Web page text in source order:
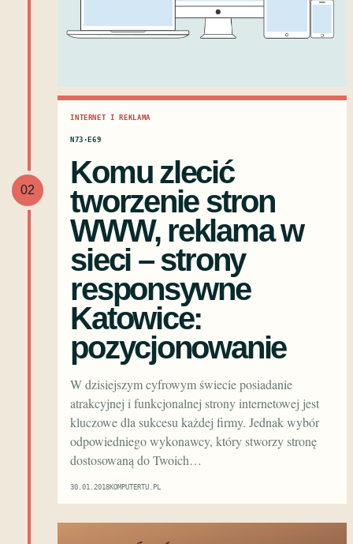
02
INTERNET I REKLAMA
N73·E69
Komu zlecić
tworzenie stron
WWW, reklama w
sieci – strony
responsywne
Katowice:
pozycjonowanie
W dzisiejszym cyfrowym świecie posiadanie
atrakcyjnej i funkcjonalnej strony internetowej jest
kluczowe dla sukcesu każdej firmy. Jednak wybór
odpowiedniego wykonawcy, który stworzy stronę
dostosowaną do Twoich…
30.01.2018KOMPUTERTU.PL